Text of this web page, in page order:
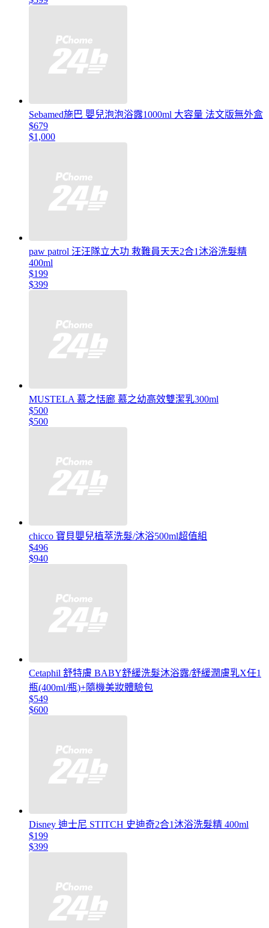
Sebamed施巴 嬰兒泡泡浴露1000ml 大容量 法文版無外盒
$679
$1,000
paw patrol 汪汪隊立大功 救難員天天2合1沐浴洗髮精
400ml
$199
$399
MUSTELA 慕之恬廊 慕之幼高效雙潔乳300ml
$500
$500
chicco 寶貝嬰兒植萃洗髮/沐浴500ml超值組
$496
$940
Cetaphil 舒特膚 BABY舒緩洗髮沐浴露/舒緩潤膚乳X任1
瓶(400ml/瓶)+隨機美妝體驗包
$549
$600
Disney 迪士尼 STITCH 史迪奇2合1沐浴洗髮精 400ml
$199
$399